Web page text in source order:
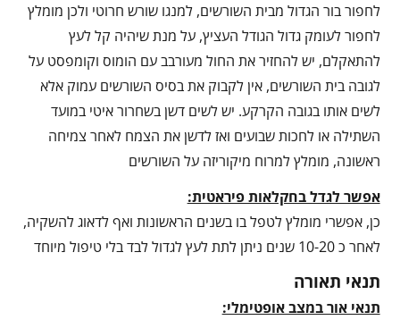
לחפור בור הגדול מבית השורשים, למנגו שורש חרוטי ולכן מומלץ
לחפור לעומק גדול הגודל העציץ, על מנת שיהיה קל לעץ
להתאקלם, יש להחזיר את החול מעורבב עם הומוס וקומפסט על
לגובה בית השורשים, אין לקבוק את בסיס השורשים עמוק אלא
לשים אותו בגובה הקרקע. יש לשים דשן בשחרור איטי במועד
השתילה או לחכות שבועים ואז לדשן את הצמח לאחר צמיחה
ראשונה, מומלץ למרוח מיקוריזה על השורשים
אפשר לגדל בחקלאות פיראטית:
כן, אפשרי מומלץ לטפל בו בשנים הראשונות ואף לדאוג להשקיה,
לאחר כ 10-20 שנים ניתן לתת לעץ לגדול לבד בלי טיפול מיוחד
תנאי תאורה
תנאי אור במצב אופטימלי: